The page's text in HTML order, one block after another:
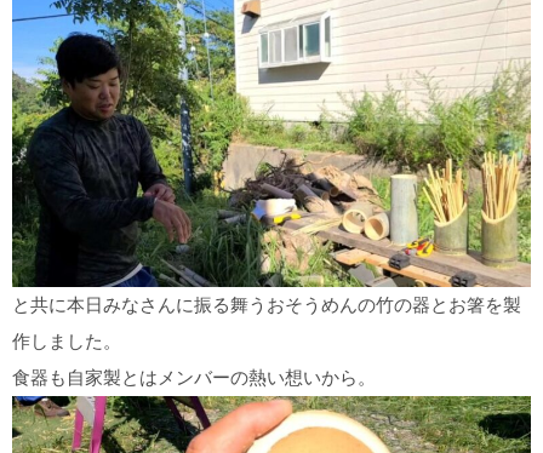
と共に本日みなさんに振る舞うおそうめんの竹の器とお箸を製
作しました。
食器も自家製とはメンバーの熱い想いから。